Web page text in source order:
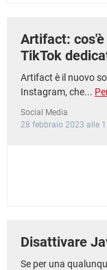
Artifact:
TikTok
Artifact è il nuovo
Instagram, che...
Social Media
28 febbraio 2023 alle
Disattivare
Se per una